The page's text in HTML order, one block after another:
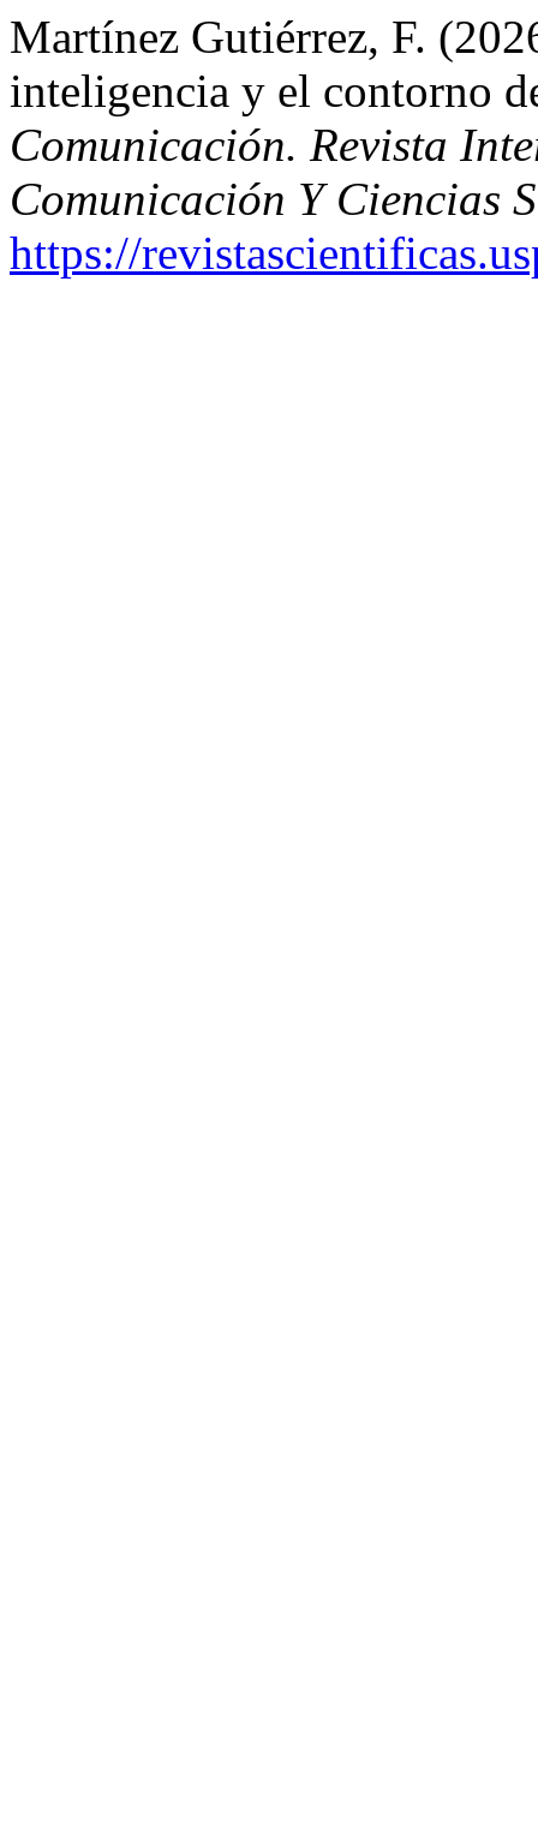
Martínez Gutiérrez, F.
inteligencia y el contorno
Comunicación. Revista
Comunicación Y Ciencias
https://